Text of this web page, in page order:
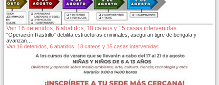
Van 16 detenidos, 6 abatidos, 18 cateos y 15 casas intervenidas
"Operación Rastrillo" debilita estructuras criminales; aseguran tigre de bengala y
avanzan…
Van 16 detenidos, 6 abatidos, 18 cateos y 15 casas intervenidas